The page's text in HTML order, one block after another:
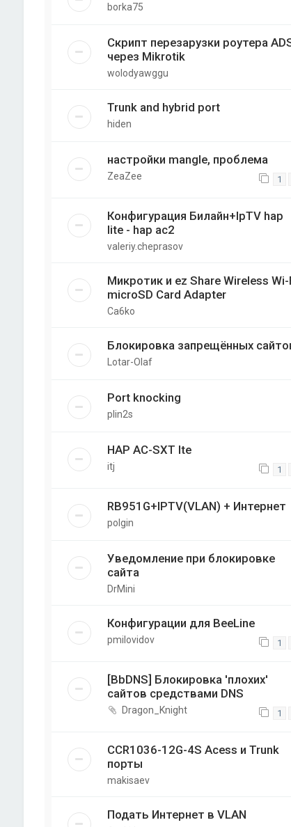
borka75
Скрипт перезарузки роутера
через Mikrotik
wolodyawggu
Trunk and hybrid port
hiden
настройки mangle, проблема
ZeaZee 1
Конфигурация Билайн+IpTV hap
lite - hap ac2
valeriy.cheprasov
Микротик и ez Share Wireless Wi-
microSD Card Adapter
Ca6ko
Блокировка запрещённых
Lotar-Olaf
Port knocking
plin2s
HAP AC-SXT lte
itj 1
RB951G+IPTV(VLAN) + Интернет
polgin
Уведомление при блокировке
сайта
DrMini
Конфигурации для BeeLine
pmilovidov 1
[BbDNS] Блокировка 'плохих'
сайтов средствами DNS
Dragon_Knight 1
CCR1036-12G-4S Acess и Trunk
порты
makisaev
Подать Интернет в VLAN